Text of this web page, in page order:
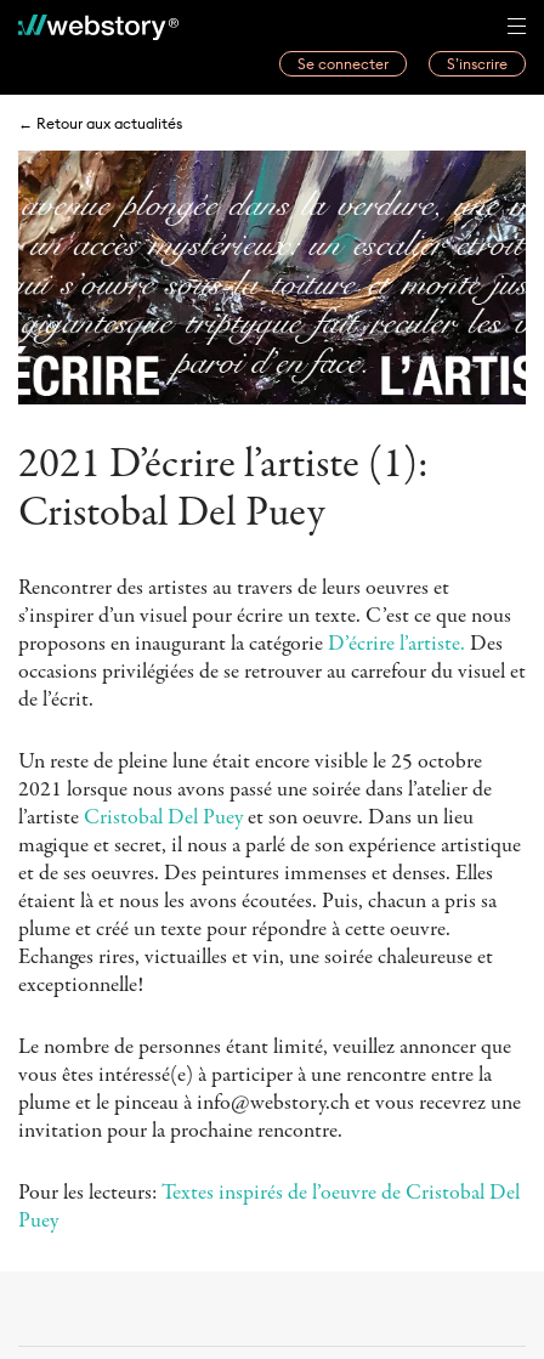
Se connecter S’inscrire
Webwriters
Concours
Actualités
À propos
← Retour aux actualités
2021 D’écrire l’artiste (1):
Cristobal Del Puey
Rencontrer des artistes au travers de leurs oeuvres et
s’inspirer d’un visuel pour écrire un texte. C’est ce que nous
proposons en inaugurant la catégorieD’écrire l’artiste. Des
occasions privilégiées de se retrouver au carrefour du visuel et
de l’écrit.
Un reste de pleine lune était encore visible le 25 octobre
2021 lorsque nous avons passé une soirée dans l’atelier de
l’artiste Cristobal Del Pueyet son oeuvre. Dans un lieu
magique et secret, il nous a parlé de son expérience artistique
et de ses oeuvres. Des peintures immenses et denses. Elles
étaient là et nous les avons écoutées. Puis, chacun a pris sa
plume et créé un texte pour répondre à cette oeuvre.
Echanges rires, victuailles et vin, une soirée chaleureuse et
exceptionnelle!
Le nombre de personnes étant limité, veuillez annoncer que
vous êtes intéressé(e) à participer à une rencontre entre la
plume et le pinceau à info@webstory.ch et vous recevrez une
invitation pour la prochaine rencontre.
Pour les lecteurs: Textes inspirés de l’oeuvre de Cristobal Del
Puey